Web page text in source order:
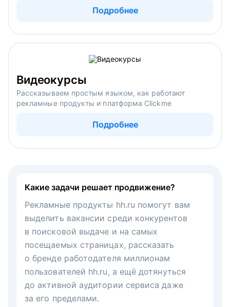
Подробнее
Видеокурсы
Рассказываем простым языком, как работают
рекламные продукты и платформа Clickme
Подробнее
Какие задачи решает продвижение?
Рекламные продукты hh.ru помогут вам
выделить вакансии среди конкурентов
в поисковой выдаче и на самых
посещаемых страницах, рассказать
о бренде работодателя миллионам
пользователей hh.ru, а ещё дотянуться
до активной аудитории сервиса даже
за его пределами.